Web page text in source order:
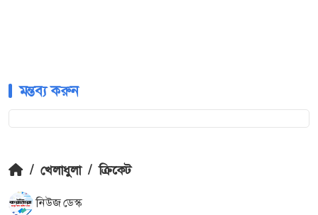
মন্তব্য করুন
/ খেলাধুলা / ক্রিকেট
নিউজ ডেস্ক